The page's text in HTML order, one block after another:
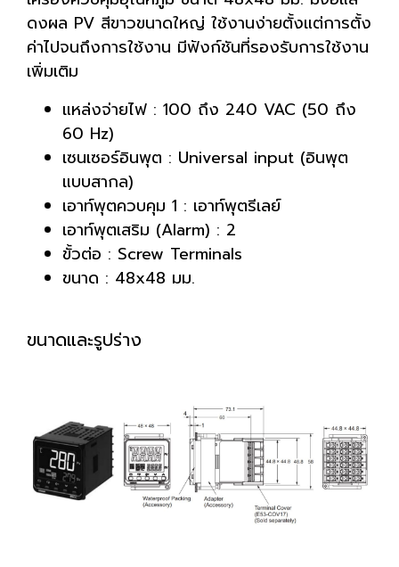
ดงผล PV สีขาวขนาดใหญ่ ใช้งานง่ายตั้งแต่การตั้ง
ค่าไปจนถึงการใช้งาน มีฟังก์ชันที่รองรับการใช้งาน
เพิ่มเติม
แหล่งจ่ายไฟ : 100 ถึง 240 VAC (50 ถึง
60 Hz)
เซนเซอร์อินพุต : Universal input (อินพุต
แบบสากล)
เอาท์พุตควบคุม 1 : เอาท์พุตรีเลย์
เอาท์พุตเสริม (Alarm) : 2
ขั้วต่อ : Screw Terminals
ขนาด : 48x48 มม.
ขนาดและรูปร่าง